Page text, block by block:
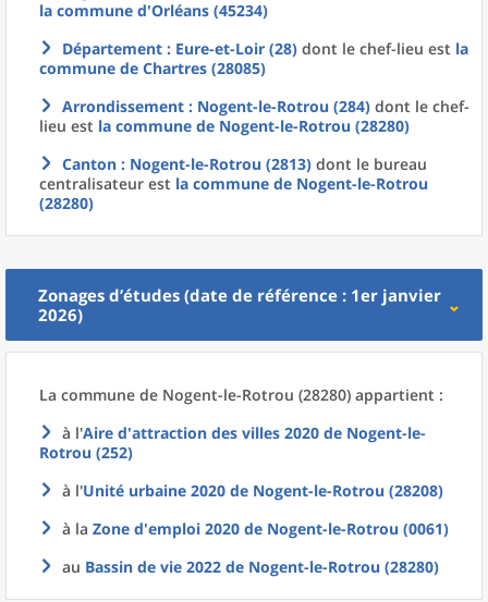
la commune d'Orléans (45234)
Département : Eure-et-Loir (28) dont le chef-lieu est la
commune de Chartres (28085)
Arrondissement : Nogent-le-Rotrou (284) dont le chef-
lieu est la commune de Nogent-le-Rotrou (28280)
Canton : Nogent-le-Rotrou (2813) dont le bureau
centralisateur est la commune de Nogent-le-Rotrou
(28280)
Zonages d’études (date de référence : 1er janvier
2026)
La commune de Nogent-le-Rotrou (28280) appartient :
à l'Aire d'attraction des villes 2020 de Nogent-le-
Rotrou (252)
à l'Unité urbaine 2020 de Nogent-le-Rotrou (28208)
à la Zone d'emploi 2020 de Nogent-le-Rotrou (0061)
au Bassin de vie 2022 de Nogent-le-Rotrou (28280)